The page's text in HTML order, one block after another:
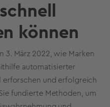
können
3. März 2022, wie Marken
automatisierter
erforschen und erfolgreich
fundierte Methoden, um